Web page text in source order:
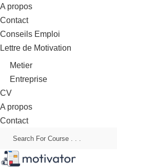
A propos
Contact
Conseils Emploi
Lettre de Motivation
Metier
Entreprise
CV
A propos
Contact